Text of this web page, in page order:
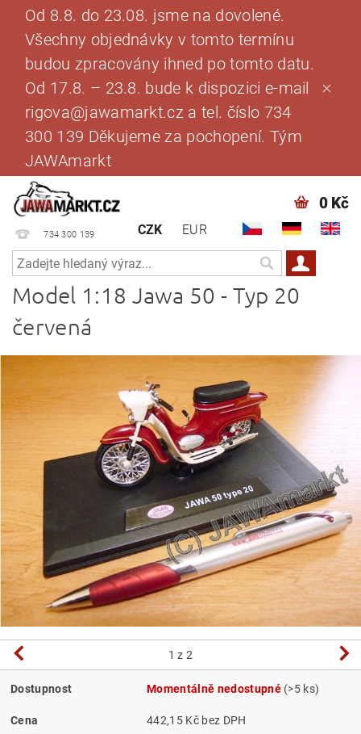
Od 8.8. do 23.08. jsme na dovolené.
Všechny objednávky v tomto termínu
budou zpracovány ihned po tomto datu.
Od 17.8. – 23.8. bude k dispozici e-mail
rigova@jawamarkt.cz a tel. číslo 734
300 139 Děkujeme za pochopení. Tým
JAWAmarkt
734 300 139 CZK EUR
0 Kč
Model 1:18 Jawa 50 - Typ 20
červená
1 z 2
Dostupnost Momentálně nedostupné (>5 ks)
Cena 442,15 Kč bez DPH